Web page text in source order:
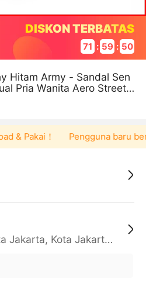
DISKON TERBATAS
71 : 59 : 50
Hitam Army - Sandal Sen
Pria Wanita Aero Street
& Pakai！ Pengguna baru
Daerah Khusus Ibukota Jakarta, Kota Jakarta Barat, Cengkareng, yy